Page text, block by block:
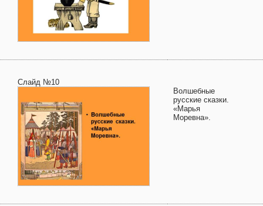
Слайд №10
Волшебные
русские сказки.
«Марья
Моревна».